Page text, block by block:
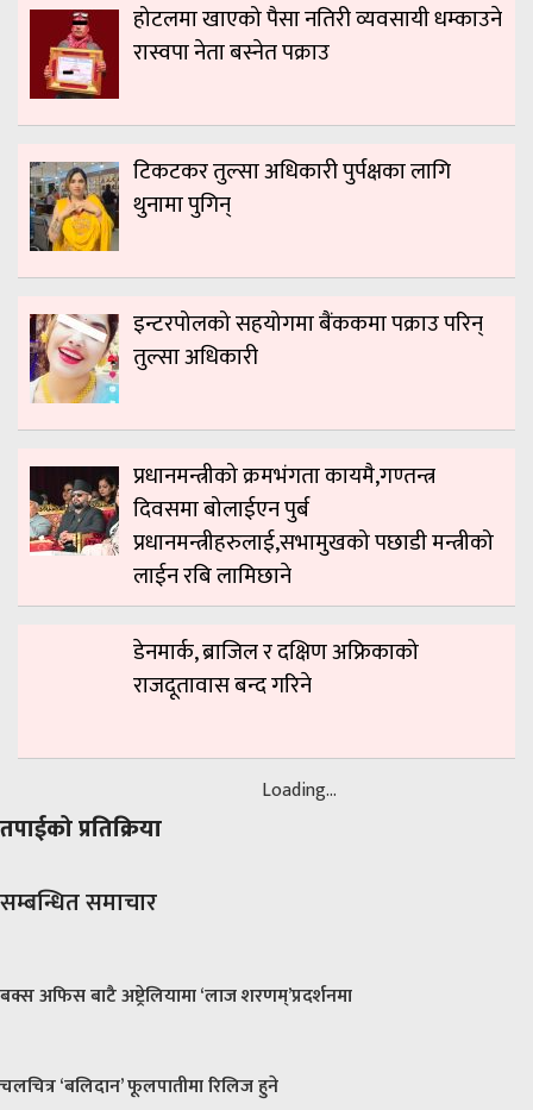
होटलमा खाएको पैसा नतिरी व्यवसायी धम्काउने
रास्वपा नेता बस्नेत पक्राउ
टिकटकर तुल्सा अधिकारी पुर्पक्षका लागि
थुनामा पुगिन्
इन्टरपोलको सहयोगमा बैंककमा पक्राउ परिन्
तुल्सा अधिकारी
प्रधानमन्त्रीको क्रमभंगता कायमै,गण्तन्त्र
दिवसमा बोलाईएन पुर्ब
प्रधानमन्त्रीहरुलाई,सभामुखको पछाडी मन्त्रीको
लाईन रबि लामिछाने
डेनमार्क, ब्राजिल र दक्षिण अफ्रिकाको
राजदूतावास बन्द गरिने
तपाईको प्रतिक्रिया
Loading...
सम्बन्धित समाचार
बक्स अफिस बाटै अष्ट्रेलियामा ‘लाज शरणम्’प्रदर्शनमा
चलचित्र ‘बलिदान’ फूलपातीमा रिलिज हुने